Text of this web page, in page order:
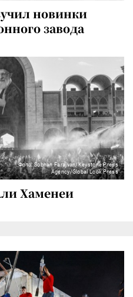
новинки
завода
Фото: Sobhan Farajvan/Keystone Press
Agency/Global Look Press
Хаменеи